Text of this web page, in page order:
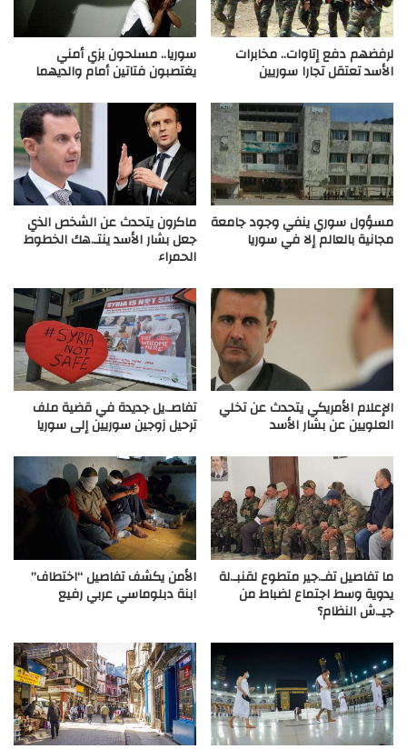
لرفضهم دفع إتاوات.. مخابرات
الأسد تعتقل تجارا سوريين
سوريا.. مسلحون بزي أمني
يغتصبون فتاتين أمام والديهما
مسؤول سوري ينفي وجود جامعة
مجانية بالعالم إلا في سوريا
ماكرون يتحدث عن الشخص الذي
جعل بشار الأسد ينتـ.هك الخطوط
الحمراء
الإعلام الأمريكي يتحدث عن تخلي
العلويين عن بشار الأسد
تفاصـ.يل جديدة في قضية ملف
ترحيل زوجين سوريين إلى سوريا
ما تفاصيل تفـ.جير متطوع لقنبـ.لة
يدوية وسط اجتماع لضباط من
جيـ.ش النظام؟
الأمن يكشف تفاصيل “اختطاف”
ابنة دبلوماسي عربي رفيع